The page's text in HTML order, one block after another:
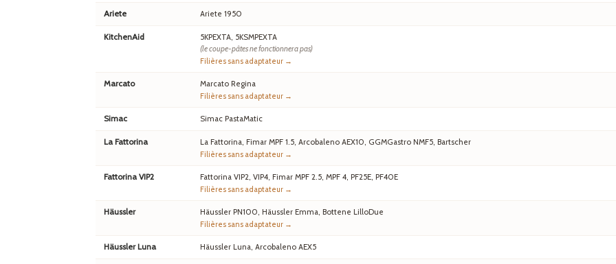
Ariete Ariete 1950
KitchenAid
5KPEXTA, 5KSMPEXTA
(le coupe-pâtes ne fonctionnera pas)
Filières sans adaptateur →
Marcato
Marcato Regina
Filières sans adaptateur →
Simac Simac PastaMatic
La Fattorina
La Fattorina, Fimar MPF 1.5, Arcobaleno AEX10, GGMGastro NMF5, Bartscher
Filières sans adaptateur →
Fattorina VIP2
Fattorina VIP2, VIP4, Fimar MPF 2.5, MPF 4, PF25E, PF40E
Filières sans adaptateur →
Häussler
Häussler PN100, Häussler Emma, Bottene LilloDue
Filières sans adaptateur →
Häussler Luna Häussler Luna, Arcobaleno AEX5